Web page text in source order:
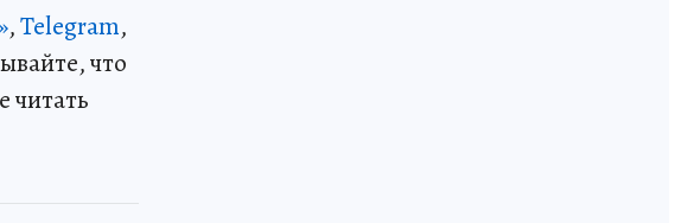
,Telegram,
что
читать